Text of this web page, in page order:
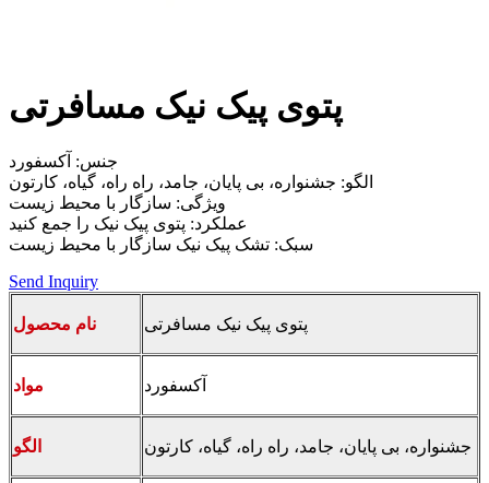
پتوی پیک نیک مسافرتی
جنس: آکسفورد
الگو: جشنواره، بی پایان، جامد، راه راه، گیاه، کارتون
ویژگی: سازگار با محیط زیست
عملکرد: پتوی پیک نیک را جمع کنید
سبک: تشک پیک نیک سازگار با محیط زیست
Send Inquiry
نام محصول پتوی پیک نیک مسافرتی
مواد آکسفورد
الگو جشنواره، بی پایان، جامد، راه راه، گیاه، کارتون